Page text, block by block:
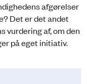
afgørelser
Det er det andet
vurdering af, om den
på eget initiativ.